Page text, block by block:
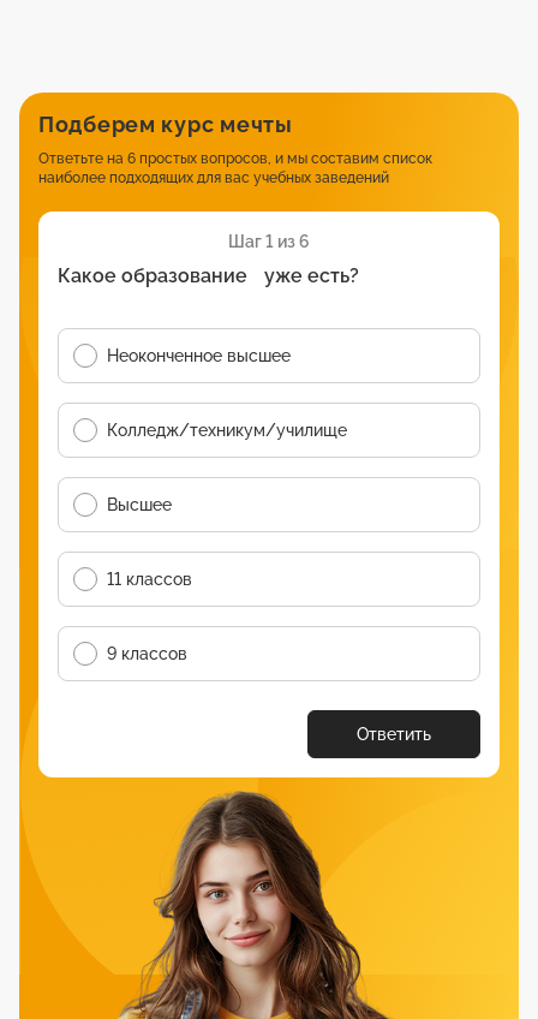
Подберем курс мечты
Ответьте на 6 простых вопросов, и мы составим список
наиболее подходящих для вас учебных заведений
Шаг 1 из 6
Какое образование уже есть?
Неоконченное высшее
Колледж/техникум/училище
Высшее
11 классов
9 классов
Ответить